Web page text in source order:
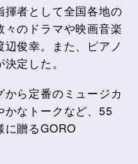
者として全国各地の
のドラマや映画音楽
俊幸。また、ピアノ
定した。
ら定番のミュージカ
かなトークなど、55
に贈るGORO